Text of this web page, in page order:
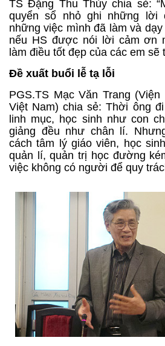
TS Đặng Thu Thủy chia sẻ:
quyển sổ nhỏ ghi những lời
những việc mình đã làm và
nếu HS được nói lời cảm ơn
làm điều tốt đẹp của các em sẽ
Đề xuất buổi lễ tạ lỗi
PGS.TS Mạc Văn Trang
Việt Nam) chia sẻ: Thời ông
linh mục, học sinh như con
giảng đều như chân lí.
cách tâm lý giáo viên, học
quản lí, quản trị học đường
việc không có người để quy